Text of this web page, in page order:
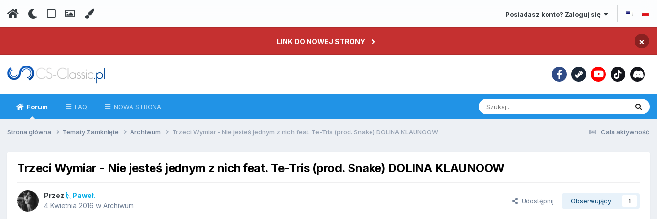
Posiadasz konto? Zaloguj się
LINK DO NOWEJ STRONY ×
Forum FAQ NOWA STRONA
Cała aktywność
Strona główna Tematy Zamknięte Archiwum Trzeci Wymiar - Nie jesteś jednym z nich feat. Te-Tris (prod. Snake) DOLINA KLAUNOOW
Trzeci Wymiar - Nie jesteś jednym z nich feat. Te-Tris (prod. Snake) DOLINA KLAUNOOW
Przez
Paweł.
4 Kwietnia 2016 w Archiwum
Udostępnij Obserwujący 1